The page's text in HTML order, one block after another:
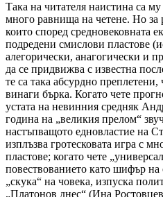
Така на читателя наистина са
много равнища на четене. Но за
които според средновековната
подредени смислови пластове
алегорически, анагогически и
да се придвижва с известна
те са така абсурдно
винаги бърка. Когато чете
устата на невинния средняк
година на „великия прелом“
настъпващото едновластие на
изплъзва гротесковата игра с
пластове; когато чете
повествованието като шифър на
„скука“ на човека, изпуска
„Платонов днес“ (Ина